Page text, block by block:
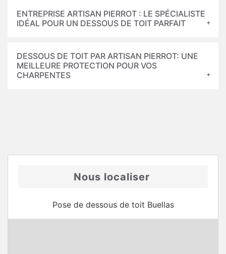
ENTREPRISE ARTISAN PIERROT : LE SPÉCIALISTE
IDÉAL POUR UN DESSOUS DE TOIT PARFAIT
DESSOUS DE TOIT PAR ARTISAN PIERROT: UNE
MEILLEURE PROTECTION POUR VOS
CHARPENTES
Nous localiser
Pose de dessous de toit Buellas